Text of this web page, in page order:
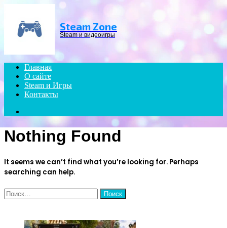
Steam Zone
Steam и видеоигры
Главная
О сайте
Steam и Игры
Контакты
Nothing Found
It seems we can’t find what you’re looking for. Perhaps
searching can help.
Найти: